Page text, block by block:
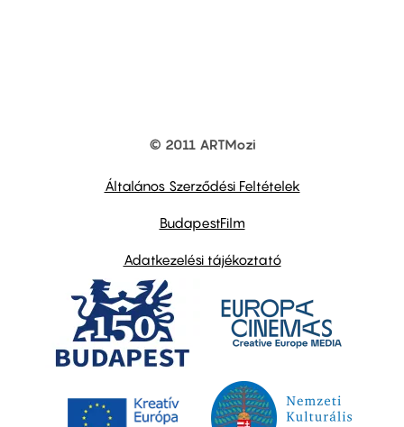
© 2011 ARTMozi
Általános Szerződési Feltételek
BudapestFilm
Adatkezelési tájékoztató